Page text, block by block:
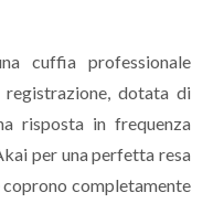
cuffia professionale
dotata di
risposta in frequenza
per una perfetta resa
completamente